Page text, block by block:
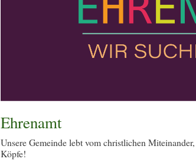
Ehrenamt
Unsere Gemeinde lebt vom christlichen
Köpfe!